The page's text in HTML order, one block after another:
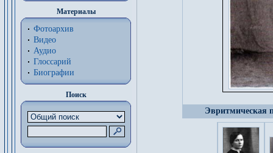
Материалы
Фотоархив
Видео
Аудио
Глоссарий
Биографии
Поиск
Эвритмическая